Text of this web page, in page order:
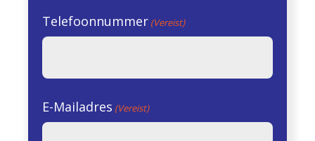
Telefoonnummer (Vereist)
E-Mailadres (Vereist)